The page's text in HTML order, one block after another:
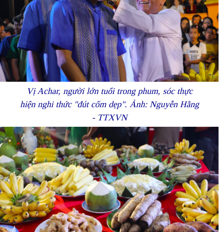
Vị Achar, người lớn tuổi trong phum, sóc thực
hiện nghi thức "đút cốm dẹp". Ảnh: Nguyễn Hằng
- TTXVN